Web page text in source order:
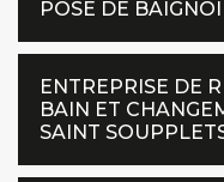
POSE DE
ENTREPRISE DE
BAIN ET
SAINT